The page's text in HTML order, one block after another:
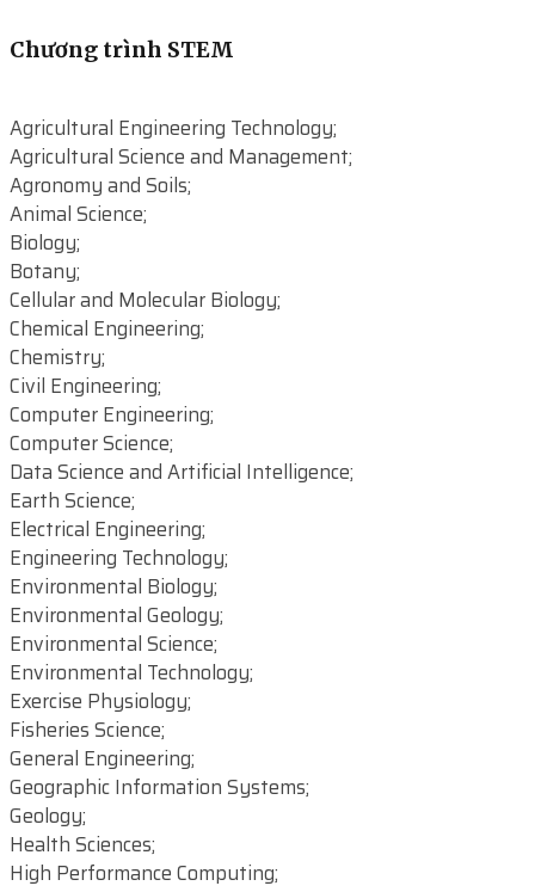
Chương trình STEM
Agricultural Engineering Technology;
Agricultural Science and Management;
Agronomy and Soils;
Animal Science;
Biology;
Botany;
Cellular and Molecular Biology;
Chemical Engineering;
Chemistry;
Civil Engineering;
Computer Engineering;
Computer Science;
Data Science and Artificial Intelligence;
Earth Science;
Electrical Engineering;
Engineering Technology;
Environmental Biology;
Environmental Geology;
Environmental Science;
Environmental Technology;
Exercise Physiology;
Fisheries Science;
General Engineering;
Geographic Information Systems;
Geology;
Health Sciences;
High Performance Computing;